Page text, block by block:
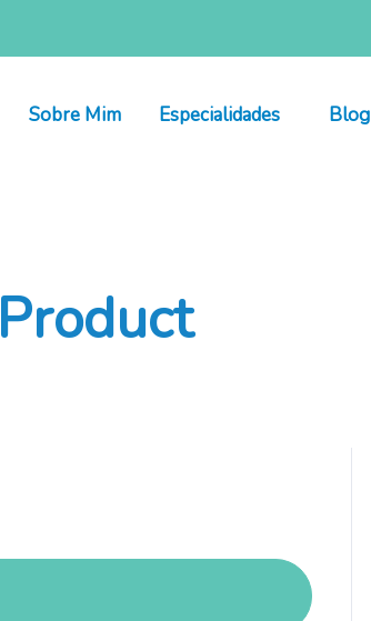
Sobre Mim Especialidades Blog
Product